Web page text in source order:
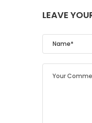
LEAVE